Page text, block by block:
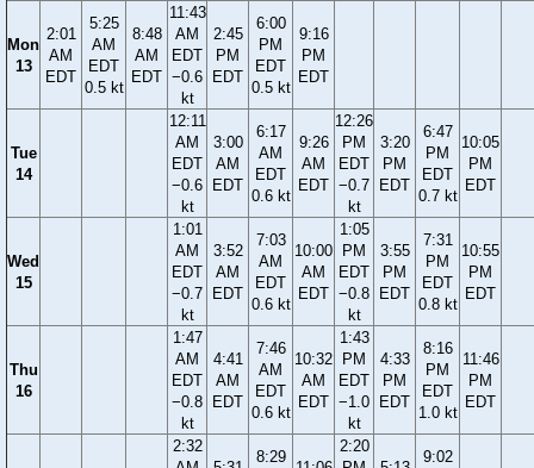
Mon
13
2:01
AM
EDT
5:25
AM
EDT
0.5 kt
8:48
AM
EDT
11:43
AM
EDT
−0.6
kt
2:45
PM
EDT
6:00
PM
EDT
0.5 kt
9:16
PM
EDT
Tue
14
12:11
AM
EDT
−0.6
kt
3:00
AM
EDT
6:17
AM
EDT
0.6 kt
9:26
AM
EDT
12:26
PM
EDT
−0.7
kt
3:20
PM
EDT
6:47
PM
EDT
0.7 kt
10:05
PM
EDT
Wed
15
1:01
AM
EDT
−0.7
kt
3:52
AM
EDT
7:03
AM
EDT
0.6 kt
10:00
AM
EDT
1:05
PM
EDT
−0.8
kt
3:55
PM
EDT
7:31
PM
EDT
0.8 kt
10:55
PM
EDT
Thu
16
1:47
AM
EDT
−0.8
kt
4:41
AM
EDT
7:46
AM
EDT
0.6 kt
10:32
AM
EDT
1:43
PM
EDT
−1.0
kt
4:33
PM
EDT
8:16
PM
EDT
1.0 kt
11:46
PM
EDT
2:32
8:29
2:20
9:02